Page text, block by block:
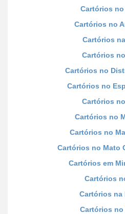
Cartórios no
Cartórios no
Cartórios
Cartórios
Cartórios no
Cartórios no
Cartórios
Cartórios no
Cartórios no
Cartórios no Mato
Cartórios em
Cartórios
Cartórios na
Cartórios no